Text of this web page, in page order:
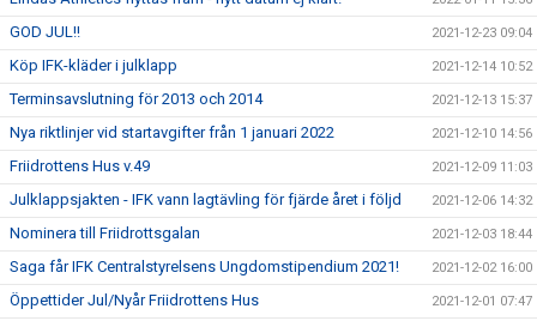
GOD JUL!! 2021-12-23 09:04
Köp IFK-kläder i julklapp 2021-12-14 10:52
Terminsavslutning för 2013 och 2014 2021-12-13 15:37
Nya riktlinjer vid startavgifter från 1 januari 2022 2021-12-10 14:56
Friidrottens Hus v.49 2021-12-09 11:03
Julklappsjakten - IFK vann lagtävling för fjärde året i följd 2021-12-06 14:32
Nominera till Friidrottsgalan 2021-12-03 18:44
Saga får IFK Centralstyrelsens Ungdomstipendium 2021! 2021-12-02 16:00
Öppettider Jul/Nyår Friidrottens Hus 2021-12-01 07:47